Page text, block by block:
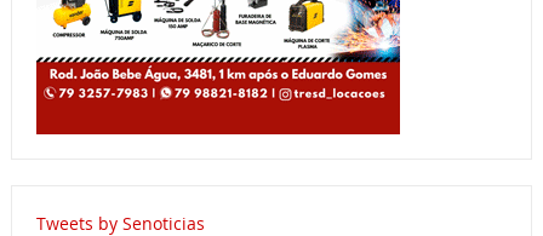
Tweets by Senoticias